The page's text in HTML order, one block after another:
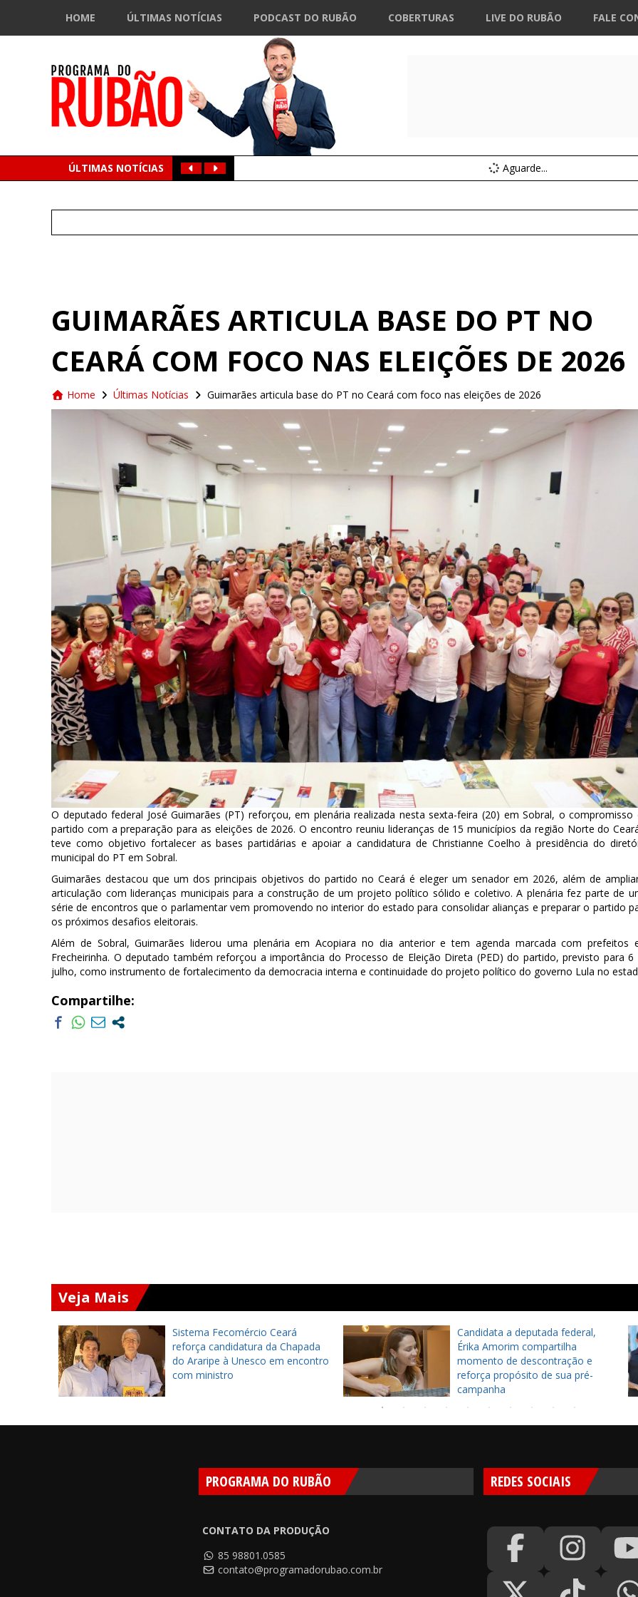
HOME ÚLTIMAS NOTÍCIAS PODCAST DO RUBÃO COBERTURAS LIVE DO RUBÃO FALE
ÚLTIMAS NOTÍCIAS Aguarde...
GUIMARÃES ARTICULA BASE DO PT NO
CEARÁ COM FOCO NAS ELEIÇÕES DE 2026
Home Últimas Notícias Guimarães articula base do PT no Ceará com foco nas eleições de 2026
O deputado federal José Guimarães (PT) reforçou, em plenária realizada nesta sexta-feira (20) em Sobral, o compromisso
partido com a preparação para as eleições de 2026. O encontro reuniu lideranças de 15 municípios da região Norte do
teve como objetivo fortalecer as bases partidárias e apoiar a candidatura de Christianne Coelho à presidência do
municipal do PT em Sobral.
Guimarães destacou que um dos principais objetivos do partido no Ceará é eleger um senador em 2026, além de
articulação com lideranças municipais para a construção de um projeto político sólido e coletivo. A plenária fez parte de
série de encontros que o parlamentar vem promovendo no interior do estado para consolidar alianças e preparar o partido
os próximos desafios eleitorais.
Além de Sobral, Guimarães liderou uma plenária em Acopiara no dia anterior e tem agenda marcada com prefeitos
Frecheirinha. O deputado também reforçou a importância do Processo de Eleição Direta (PED) do partido, previsto para 6
julho, como instrumento de fortalecimento da democracia interna e continuidade do projeto político do governo Lula no
Compartilhe:
Veja Mais
Sistema Fecomércio Ceará
reforça candidatura da Chapada
do Araripe à Unesco em encontro
com ministro
Candidata a deputada federal,
Érika Amorim compartilha
momento de descontração e
reforça propósito de sua pré-
campanha
PROGRAMA DO RUBÃO
CONTATO DA PRODUÇÃO
85 98801.0585
contato@programadorubao.com.br
REDES SOCIAIS